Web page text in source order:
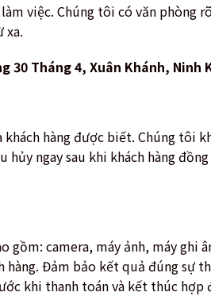
việc. Chúng tôi có văn phòng
xa.
30 Tháng 4, Xuân Khánh, Ninh
khách hàng được biết. Chúng tôi
ngay sau khi khách hàng
gồm: camera, máy ảnh, máy ghi
Đảm bảo kết quả đúng sự
khi thanh toán và kết thúc hợp